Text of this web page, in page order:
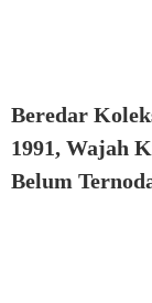
Beredar
1991, Wajah
Belum